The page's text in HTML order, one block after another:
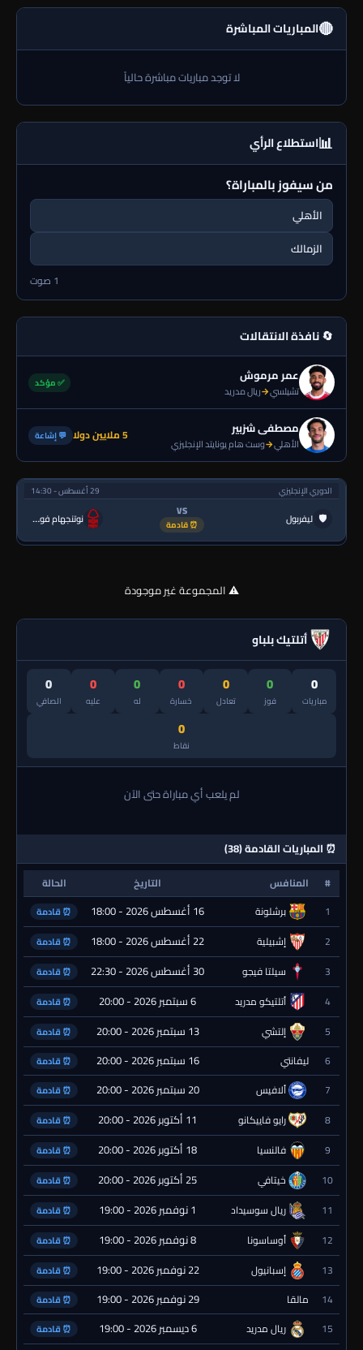
🔴المباريات المباشرة
لا توجد مباريات مباشرة حالياً
📊استطلاع الرأي
من سيفوز بالمباراة؟
الأهلي
الزمالك
1 صوت
🔄 نافذة الانتقالات
عمر مرموش
تشيلسي→ريال مدريد
✅ مؤكد
مصطفى شزبير
الأهلي→وست هام يونايتد الإنجليزي 5 ملايين دولا 💬 إشاعة
الدوري الإنجليزي 29 أغسطس - 14:30
🛡 ليفربول VS
⏰ قادمة نوتنجهام فورست
⚠️ المجموعة غير موجودة
أتلتيك بلباو
0
مباريات
0
فوز
0
تعادل
0
خسارة
0
له
0
عليه
0
الصافي
0
نقاط
لم يلعب أي مباراة حتى الآن
⏰ المباريات القادمة (38)
# المنافس التاريخ
الحالة
1
برشلونة 16 أغسطس 2026 - 18:00 ⏰ قادمة
2 إشبيلية 22 أغسطس 2026 - 18:00 ⏰ قادمة
3 سيلتا فيجو 30 أغسطس 2026 - 22:30 ⏰ قادمة
4 أتلتيكو مدريد 6 سبتمبر 2026 - 20:00 ⏰ قادمة
5 إلتشي 13 سبتمبر 2026 - 20:00 ⏰ قادمة
6 ليفانتي 16 سبتمبر 2026 - 20:00 ⏰ قادمة
7 ألافيس 20 سبتمبر 2026 - 20:00 ⏰ قادمة
8 رايو فاييكانو 11 أكتوبر 2026 - 20:00 ⏰ قادمة
9 فالنسيا 18 أكتوبر 2026 - 20:00 ⏰ قادمة
10 خيتافي 25 أكتوبر 2026 - 20:00 ⏰ قادمة
11 ريال سوسيداد 1 نوفمبر 2026 - 19:00 ⏰ قادمة
12 أوساسونا 8 نوفمبر 2026 - 19:00 ⏰ قادمة
13 إسبانيول 22 نوفمبر 2026 - 19:00 ⏰ قادمة
14 مالقا 29 نوفمبر 2026 - 19:00 ⏰ قادمة
15 ريال مدريد 6 ديسمبر 2026 - 19:00 ⏰ قادمة